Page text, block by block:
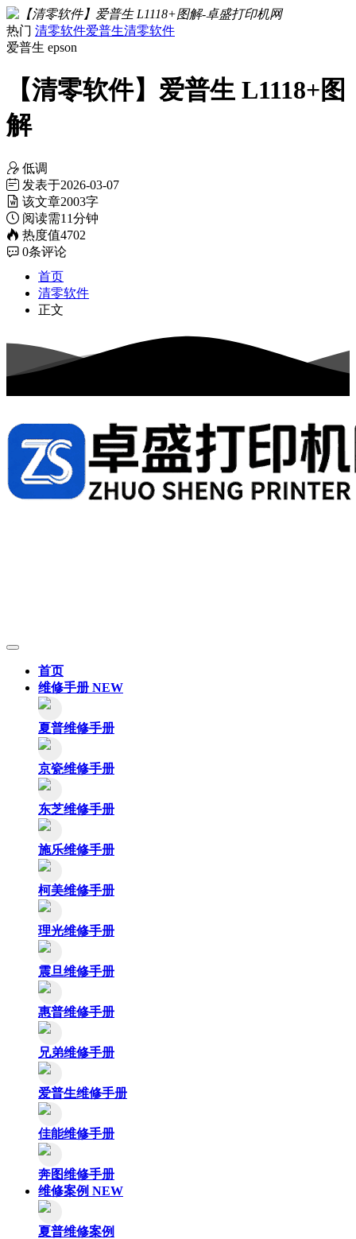
热门 清零软件爱普生清零软件
爱普生 epson
【清零软件】爱普生 L1118+图
解
低调
发表于2026-03-07
该文章2003字
阅读需11分钟
热度值4702
0条评论
首页
清零软件
正文
首页
维修手册 NEW
夏普维修手册
京瓷维修手册
东芝维修手册
施乐维修手册
柯美维修手册
理光维修手册
震旦维修手册
惠普维修手册
兄弟维修手册
爱普生维修手册
佳能维修手册
奔图维修手册
维修案例 NEW
夏普维修案例